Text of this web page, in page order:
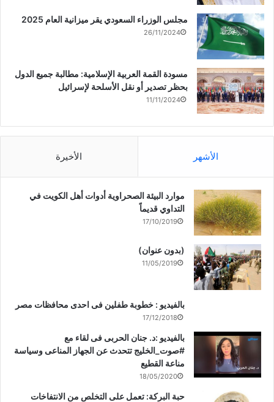
مجلس الوزراء السعودي يقر ميزانية العام 2025
26/11/2024
مسودة القمة العربية الإسلامية: مطالبة جميع الدول
بحظر تصدير أو نقل الأسلحة لإسرائيل
11/11/2024
الأشهر الأخيرة
موارد البيئة الصحراوية أدوات أهل الكويت في
التداوي قديماً
17/10/2019
(بدون عنوان)
11/05/2019
بالفيديو : خطوبة طفلين فى احدى محافظات مصر
17/12/2018
بالفيديو :د. جنان الحربى فى لقاء مع
#صوت_الخليج تتحدث عن الجهاز المناعى وسياسة
مناعة القطيع
18/05/2020
حبة البركة: تعمل على التخلص من الانتفاخات